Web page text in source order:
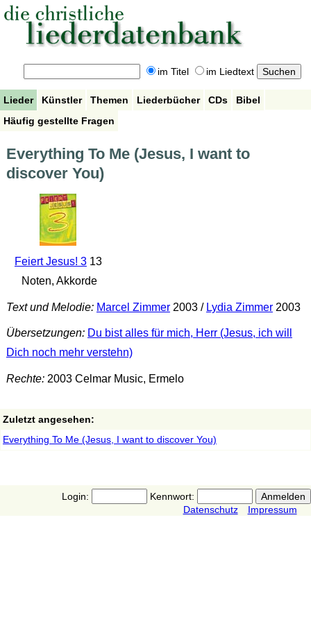
im Titel im Liedtext
Lieder Künstler Themen Liederbücher CDs
Bibel
Häufig gestellte Fragen
Everything To Me (Jesus, I want to
discover You)
Feiert Jesus! 313
Noten, Akkorde
Text und Melodie: Marcel Zimmer2003 / Lydia Zimmer2003
Übersetzungen: Du bist alles für mich, Herr (Jesus, ich will
Dich noch mehr verstehn)
Rechte:2003 Celmar Music, Ermelo
Zuletzt angesehen:
Everything To Me (Jesus, I want to discover You)
Login:
Kennwort:
Datenschutz
Impressum